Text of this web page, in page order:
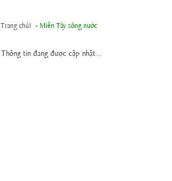
Trang chủ1 »Miền Tây sông nước
Thông tin đang được cập nhật...